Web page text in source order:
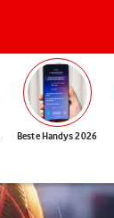
Beste Handys 2026